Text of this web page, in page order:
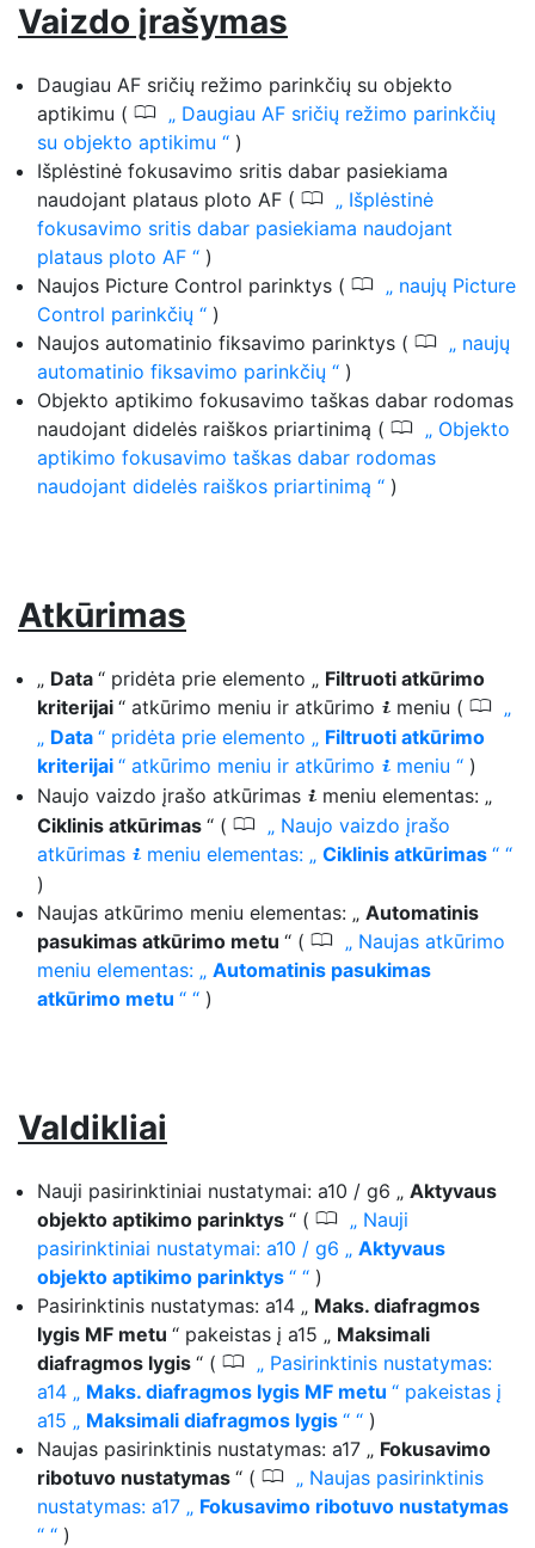
Vaizdo įrašymas
Daugiau AF sričių režimo parinkčių su objekto
aptikimu ( 0
Daugiau AF sričių režimo parinkčių
su objekto aptikimu
)
Išplėstinė fokusavimo sritis dabar pasiekiama
naudojant plataus ploto AF ( 0
Išplėstinė
fokusavimo sritis dabar pasiekiama naudojant
plataus ploto AF
)
Naujos Picture Control parinktys ( 0
naujų Picture
Control parinkčių
)
Naujos automatinio fiksavimo parinktys ( 0
naujų
automatinio fiksavimo parinkčių
)
Objekto aptikimo fokusavimo taškas dabar rodomas
naudojant didelės raiškos priartinimą ( 0
Objekto
aptikimo fokusavimo taškas dabar rodomas
naudojant didelės raiškos priartinimą
)
Atkūrimas
„ Data “ pridėta prie elemento „ Filtruoti atkūrimo
kriterijai “ atkūrimo meniu ir atkūrimo i meniu ( 0
„ Data “ pridėta prie elemento „ Filtruoti atkūrimo
kriterijai “ atkūrimo meniu ir atkūrimo i meniu
)
Naujo vaizdo įrašo atkūrimas i meniu elementas: „
Ciklinis atkūrimas “ ( 0
Naujo vaizdo įrašo
atkūrimas i meniu elementas: „ Ciklinis atkūrimas “
)
Naujas atkūrimo meniu elementas: „ Automatinis
pasukimas atkūrimo metu “ ( 0
Naujas atkūrimo
meniu elementas: „ Automatinis pasukimas
atkūrimo metu “ )
Valdikliai
Nauji pasirinktiniai nustatymai: a10 / g6 „ Aktyvaus
objekto aptikimo parinktys “ ( 0
Nauji
pasirinktiniai nustatymai: a10 / g6 „ Aktyvaus
objekto aptikimo parinktys “
)
Pasirinktinis nustatymas: a14 „ Maks. diafragmos
lygis MF metu “ pakeistas į a15 „ Maksimali
diafragmos lygis “ ( 0
Pasirinktinis nustatymas:
a14 „ Maks. diafragmos lygis MF metu “ pakeistas į
a15 „ Maksimali diafragmos lygis “
)
Naujas pasirinktinis nustatymas: a17 „ Fokusavimo
ribotuvo nustatymas “ ( 0
Naujas pasirinktinis
nustatymas: a17 „ Fokusavimo ribotuvo nustatymas
“
)